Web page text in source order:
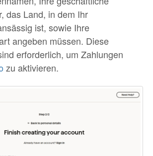
das Land, in dem Ihr
ist, sowie Ihre
angeben müssen. Diese
erforderlich, um Zahlungen
zu aktivieren.